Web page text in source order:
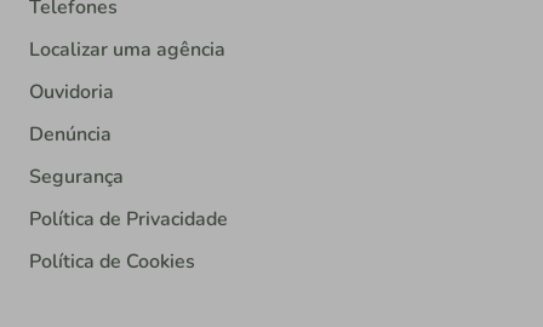
Telefones
Localizar uma agência
Ouvidoria
Denúncia
Segurança
Política de Privacidade
Política de Cookies